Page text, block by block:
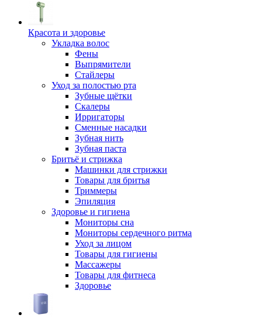
Красота и здоровье
Укладка волос
Фены
Выпрямители
Стайлеры
Уход за полостью рта
Зубные щётки
Скалеры
Ирригаторы
Сменные насадки
Зубная нить
Зубная паста
Бритьё и стрижка
Машинки для стрижки
Товары для бритья
Триммеры
Эпиляция
Здоровье и гигиена
Мониторы сна
Мониторы сердечного ритма
Уход за лицом
Товары для гигиены
Массажеры
Товары для фитнеса
Здоровье